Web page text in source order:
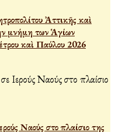
Ἀττικῆς καὶ
μνήμη των Ἁγίων
καὶ Παύλου 2026
Ναούς στο πλαίσιο της